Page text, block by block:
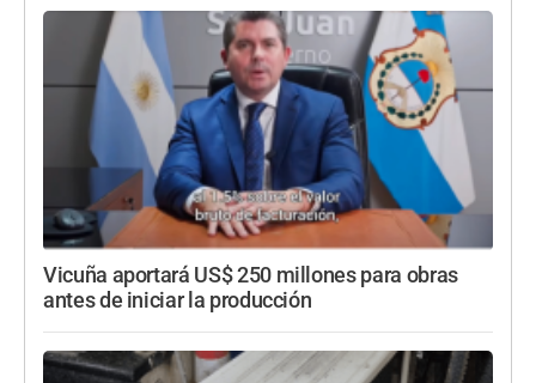
Vicuña aportará US$ 250 millones para obras
antes de iniciar la producción